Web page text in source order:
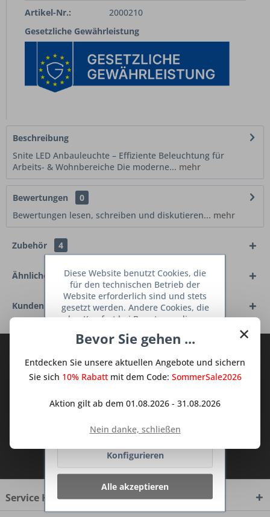
Artikel-Nr.:
2000210
Gesetzliche Gewährleistung
Beschreibung
Snite LED Anbauleuchte – Effiziente Beleuchtung für
Arbeits- & Wohnbereiche Die moderne... mehr
Bewertungen
0
Bewertungen lesen, schreiben und diskutieren... mehr
Zubehör 4
Ähnliche Artikel
Kunden kauften auch
TraumKüche Newsletter und verpassen
Sie keine Neuigkeit oder Aktion mehr aus
Ich habe dieDatenschutzbestimmungen
zur Kenntnis genommen.
Service Hotline
×
Bevor Sie gehen ...
Entdecken Sie unsere aktuellen Angebote und sichern
Sie sich 10% Rabattmit dem Code: SommerSale2026
Aktion gilt ab dem 01.08.2026 - 31.08.2026
Nein danke, schließen
Diese Website benutzt Cookies, die
für den technischen Betrieb der
Website erforderlich sind und stets
gesetzt werden. Andere Cookies, die
den Komfort bei Benutzung dieser
dienen oder die Interaktion mit
Netzwerken vereinfachen sollen,
werden nur mit Ihrer Zustimmung
Ablehnen
Konfigurieren
Alle akzeptieren